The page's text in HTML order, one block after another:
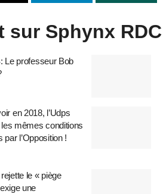
sur Sphynx RDC
Le professeur Bob
en 2018, l’Udps
mêmes conditions
l’Opposition !
le « piège
une